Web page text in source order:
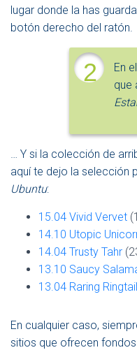
lugar donde la has
botón derecho del ratón.
2
En
que
… Y si la colección de
aquí te dejo la selección
Ubuntu:
15.04 Vivid Vervet
14.10 Utopic
14.04 Trusty Tahr
13.10 Saucy
13.04 Raring Ringtail
En cualquier caso,
sitios que ofrecen